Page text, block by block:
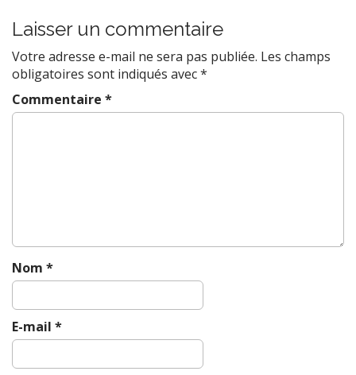
n
a
v
i
g
Laisser un commentaire
Votre adresse e-mail ne sera pas publiée. Les champs
obligatoires sont indiqués avec*
Commentaire *
Nom *
E-mail *